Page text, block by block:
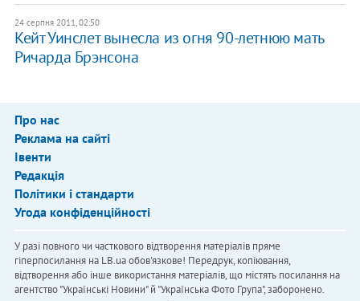
24 серпня 2011, 02:50
Кейт Уинслет вынесла из огня 90-летнюю мать
Ричарда Брэнсона
Про нас
Реклама на сайті
Івенти
Редакція
Політики і стандарти
Угода конфіденційності
У разі повного чи часткового відтворення матеріалів пряме
гіперпосилання на LB.ua обов'язкове! Передрук, копіювання,
відтворення або інше використання матеріалів, що містять посилання на
агентство "Українськi Новини" й "Українська Фото Група", заборонено.